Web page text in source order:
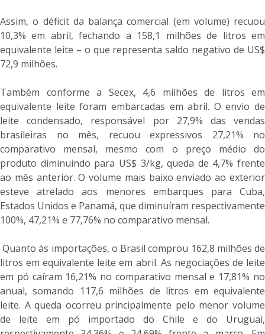
Assim, o déficit da balança comercial (em volume) recuou
10,3% em abril, fechando a 158,1 milhões de litros em
equivalente leite – o que representa saldo negativo de US$
72,9 milhões.
Também conforme a Secex, 4,6 milhões de litros em
equivalente leite foram embarcadas em abril. O envio de
leite condensado, responsável por 27,9% das vendas
brasileiras no mês, recuou expressivos 27,21% no
comparativo mensal, mesmo com o preço médio do
produto diminuindo para US$ 3/kg, queda de 4,7% frente
ao mês anterior. O volume mais baixo enviado ao exterior
esteve atrelado aos menores embarques para Cuba,
Estados Unidos e Panamá, que diminuíram respectivamente
100%, 47,21% e 77,76% no comparativo mensal.
Quanto às importações, o Brasil comprou 162,8 milhões de
litros em equivalente leite em abril. As negociações de leite
em pó caíram 16,21% no comparativo mensal e 17,81% no
anual, somando 117,6 milhões de litros em equivalente
leite. A queda ocorreu principalmente pelo menor volume
de leite em pó importado do Chile e do Uruguai,